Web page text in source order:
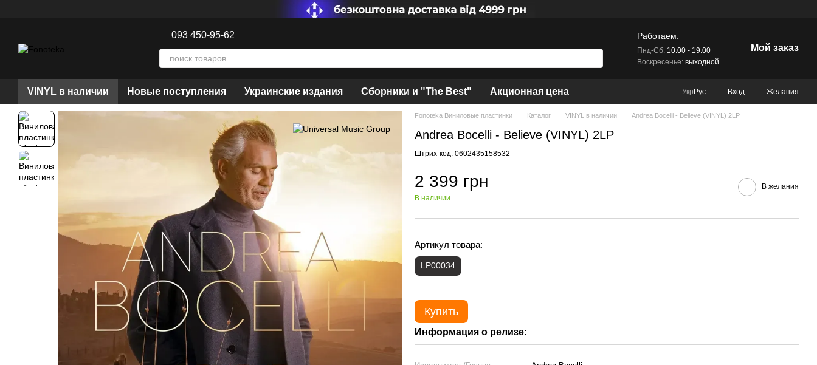
093 450-95-62 Работаем:
Пнд-Сб:10:00 - 19:00
Воскресенье:выходной
Мой заказ
VINYL в наличии Новые поступления Украинские издания Сборники и "The Best" Акционная цена Укр Рус Вход Желания
Fonoteka Виниловые пластинки Каталог VINYL в наличии Andrea Bocelli - Believe (VINYL) 2LP
Andrea Bocelli - Believe (VINYL) 2LP
Штрих-код: 0602435158532
2 399 грн
В наличии
В желания
Артикул товара:
LP00034
Купить
Информация о релизе: